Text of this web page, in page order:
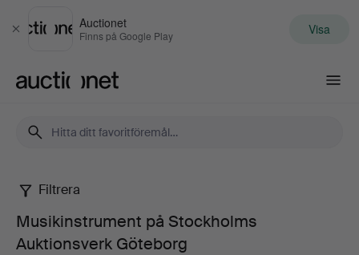
Stäng
Auctionet
Finns på Google Play Visa
Musikinstrument
på
Filtrera
Musikinstrument på Stockholms
Auktionsverk Göteborg